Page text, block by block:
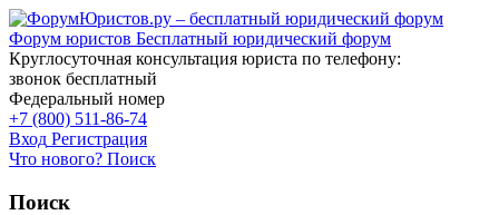
Форум юристов Бесплатный юридический форум
Круглосуточная консультация юриста по телефону:
звонок бесплатный
Федеральный номер
+7 (800) 511-86-74
Вход Регистрация
Что нового? Поиск
Поиск